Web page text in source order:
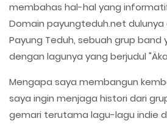
membahas hal-hal yang
Domain payungteduh.net dulunya
Payung Teduh, sebuah grup
dengan lagunya yang berjudul
Mengapa saya membangun
saya ingin menjaga histori dari
gemari terutama lagu-lagu indie